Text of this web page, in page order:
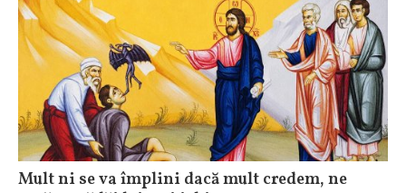
Mult ni se va împlini dacă mult credem, ne